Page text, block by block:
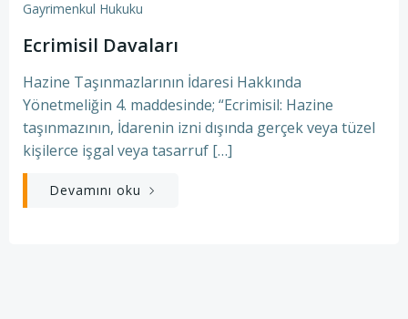
Gayrimenkul Hukuku
Ecrimisil Davaları
Hazine Taşınmazlarının İdaresi Hakkında
Yönetmeliğin 4. maddesinde; “Ecrimisil: Hazine
taşınmazının, İdarenin izni dışında gerçek veya tüzel
kişilerce işgal veya tasarruf […]
Devamını oku